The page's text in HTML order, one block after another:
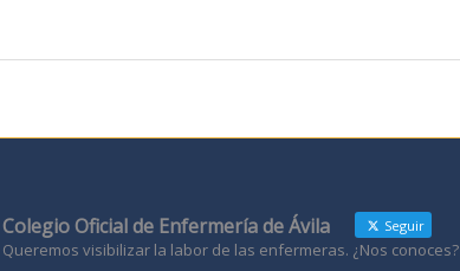
Colegio Oficial de Enfermería de Ávila Seguir
Queremos visibilizar la labor de las enfermeras. ¿Nos conoces?